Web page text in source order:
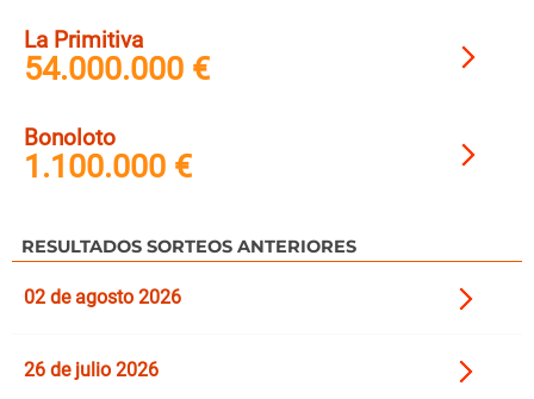
La Primitiva
54.000.000 €
Bonoloto
1.100.000 €
RESULTADOS SORTEOS ANTERIORES
02 de agosto 2026
26 de julio 2026